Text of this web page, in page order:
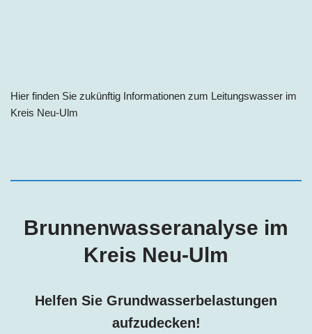
Hier finden Sie zukünftig Informationen zum Leitungswasser im
Kreis Neu-Ulm
Brunnenwasseranalyse im
Kreis Neu-Ulm
Helfen Sie Grundwasserbelastungen
aufzudecken!